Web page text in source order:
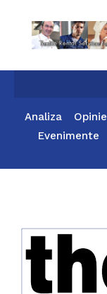
ContentAnaliza Opinie
Evenimente